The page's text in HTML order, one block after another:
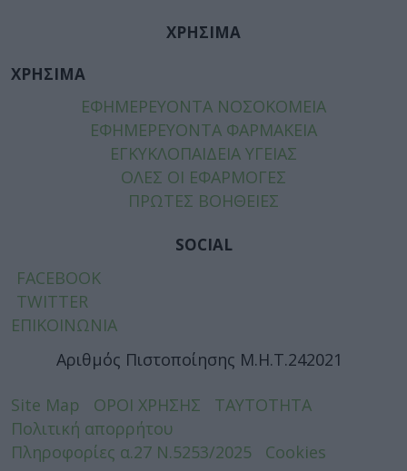
ΧΡΗΣΙΜΑ
ΧΡΗΣΙΜΑ
ΕΦΗΜΕΡΕΥΟΝΤΑ ΝΟΣΟΚΟΜΕΙΑ
ΕΦΗΜΕΡΕΥΟΝΤΑ ΦΑΡΜΑΚΕΙΑ
ΕΓΚΥΚΛΟΠΑΙΔΕΙΑ ΥΓΕΙΑΣ
ΟΛΕΣ ΟΙ ΕΦΑΡΜΟΓΕΣ
ΠΡΩΤΕΣ ΒΟΗΘΕΙΕΣ
SOCIAL
FACEBOOK
TWITTER
ΕΠΙΚΟΙΝΩΝΙΑ
Αριθμός Πιστοποίησης Μ.Η.Τ.242021
Site Map ΟΡΟΙ ΧΡΗΣΗΣ
ΤΑΥΤΟΤΗΤΑ
Πολιτική απορρήτου
Πληροφορίες α.27 Ν.5253/2025
Cookies